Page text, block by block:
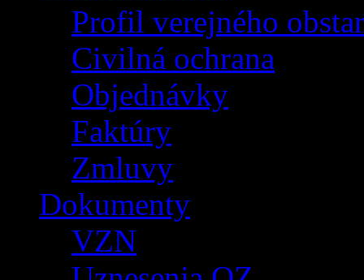
Profil verejného
Civilná ochrana
Objednávky
Faktúry
Zmluvy
Dokumenty
VZN